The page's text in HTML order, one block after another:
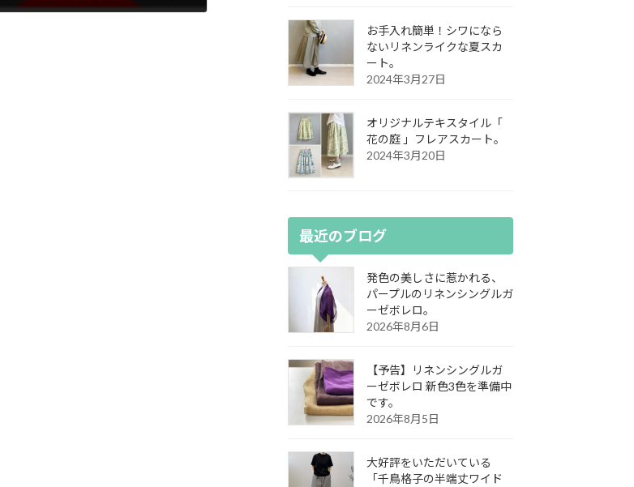
お手入れ簡単！シワになら
ないリネンライクな夏スカ
ート。
2024年3月27日
オリジナルテキスタイル「
花の庭 」フレアスカート。
2024年3月20日
最近のブログ
発色の美しさに惹かれる、
パープルのリネンシングルガ
ーゼボレロ。
2026年8月6日
【予告】リネンシングルガ
ーゼボレロ 新色3色を準備中
です。
2026年8月5日
大好評をいただいている
「千鳥格子の半端丈ワイド